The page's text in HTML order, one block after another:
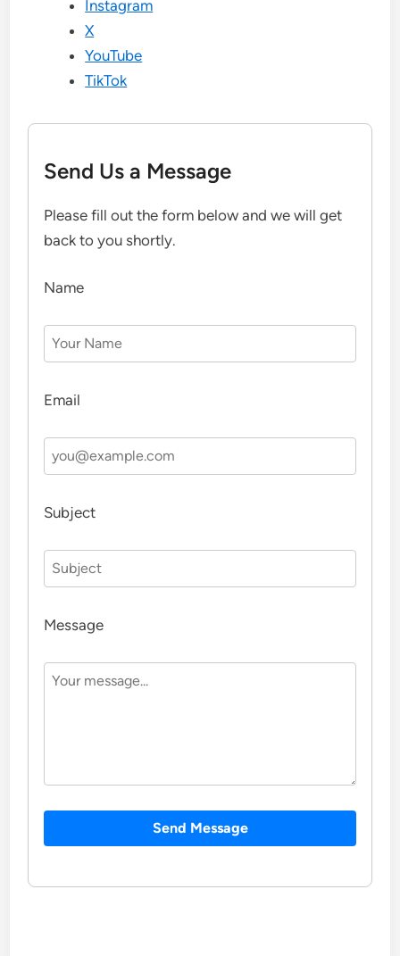
Instagram
X
YouTube
TikTok
Send Us a Message
Please fill out the form below and we will get
back to you shortly.
Name
Email
Subject
Message
Send Message